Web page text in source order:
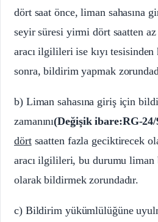
dört saat önce, liman sahasına
seyir süresi yirmi dört saatten
aracı ilgilileri ise kıyı tesisinden
sonra, bildirim yapmak
b) Liman sahasına giriş için
zamanını(Değişik ibare:RG-24/
dörtsaatten fazla geciktirecek
aracı ilgilileri, bu durumu liman
olarak bildirmek zorundadır.
c) Bildirim yükümlülüğüne